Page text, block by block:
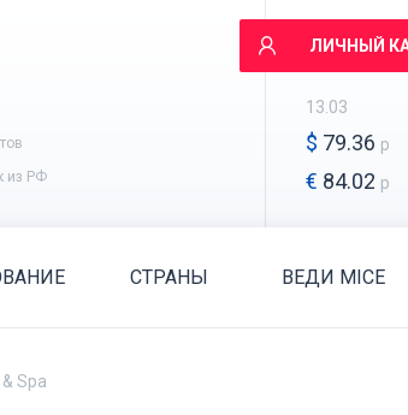
из РФ
ЛИЧНЫЙ
13.03
$ 79.36 р
€ 84.02 р
СТРАНЫ ВЕДИ MICE
Spa